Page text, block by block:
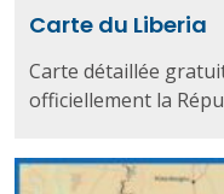
Carte du Liberia
Carte détaillée
officiellement la